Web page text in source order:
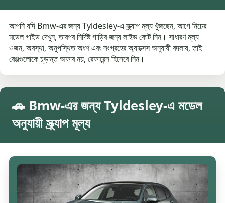
আপনি যদি Bmw-এর জন্য Tyldesley-এ স্ক্র্যাপ মূল্য খুঁজছেন, আগে নিচের
মডেল গাইড দেখুন, তারপর নির্দিষ্ট গাড়ির জন্য লাইভ কোট নিন। সাধারণ মূল্য
ওজন, অবস্থা, অনুপস্থিত অংশ এবং সংগ্রহের অ্যাক্সেস অনুযায়ী বদলায়, তাই
রেঞ্জগুলোকে চূড়ান্ত অফার নয়, রেফারেন্স হিসেবে নিন।
🚗 Bmw-এর জন্য Tyldesley-এ মডেল
অনুযায়ী স্ক্র্যাপ মূল্য